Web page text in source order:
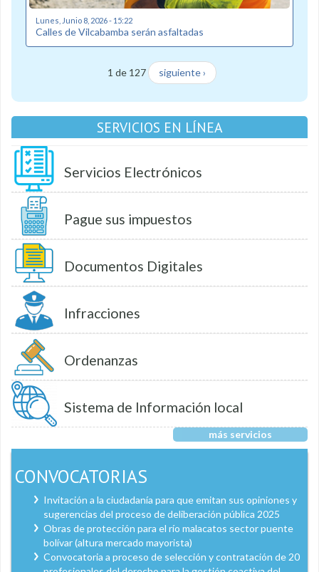
Lunes, Junio 8, 2026 - 15:22
Calles de Vilcabamba serán asfaltadas
1 de 127 siguiente ›
SERVICIOS EN LÍNEA
Servicios Electrónicos
Pague sus impuestos
Documentos Digitales
Infracciones
Ordenanzas
Sistema de Información local
más servicios
CONVOCATORIAS
Invitación a la ciudadanía para que emitan sus opiniones y
sugerencias del proceso de deliberación pública 2025
Obras de protección para el río malacatos sector puente
bolívar (altura mercado mayorista)
Convocatoria a proceso de selección y contratación de 20